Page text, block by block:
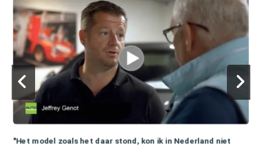
"Het model zoals het daar stond, kon ik in Nederland niet